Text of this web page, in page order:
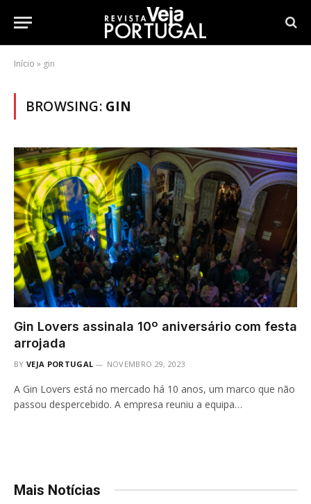
Início » gin
BROWSING: GIN
Gin Lovers assinala 10º aniversário com festa
arrojada
BY VEJA PORTUGAL NOVEMBRO 29, 2023
A Gin Lovers está no mercado há 10 anos, um marco que não
passou despercebido. A empresa reuniu a equipa…
Mais Notícias